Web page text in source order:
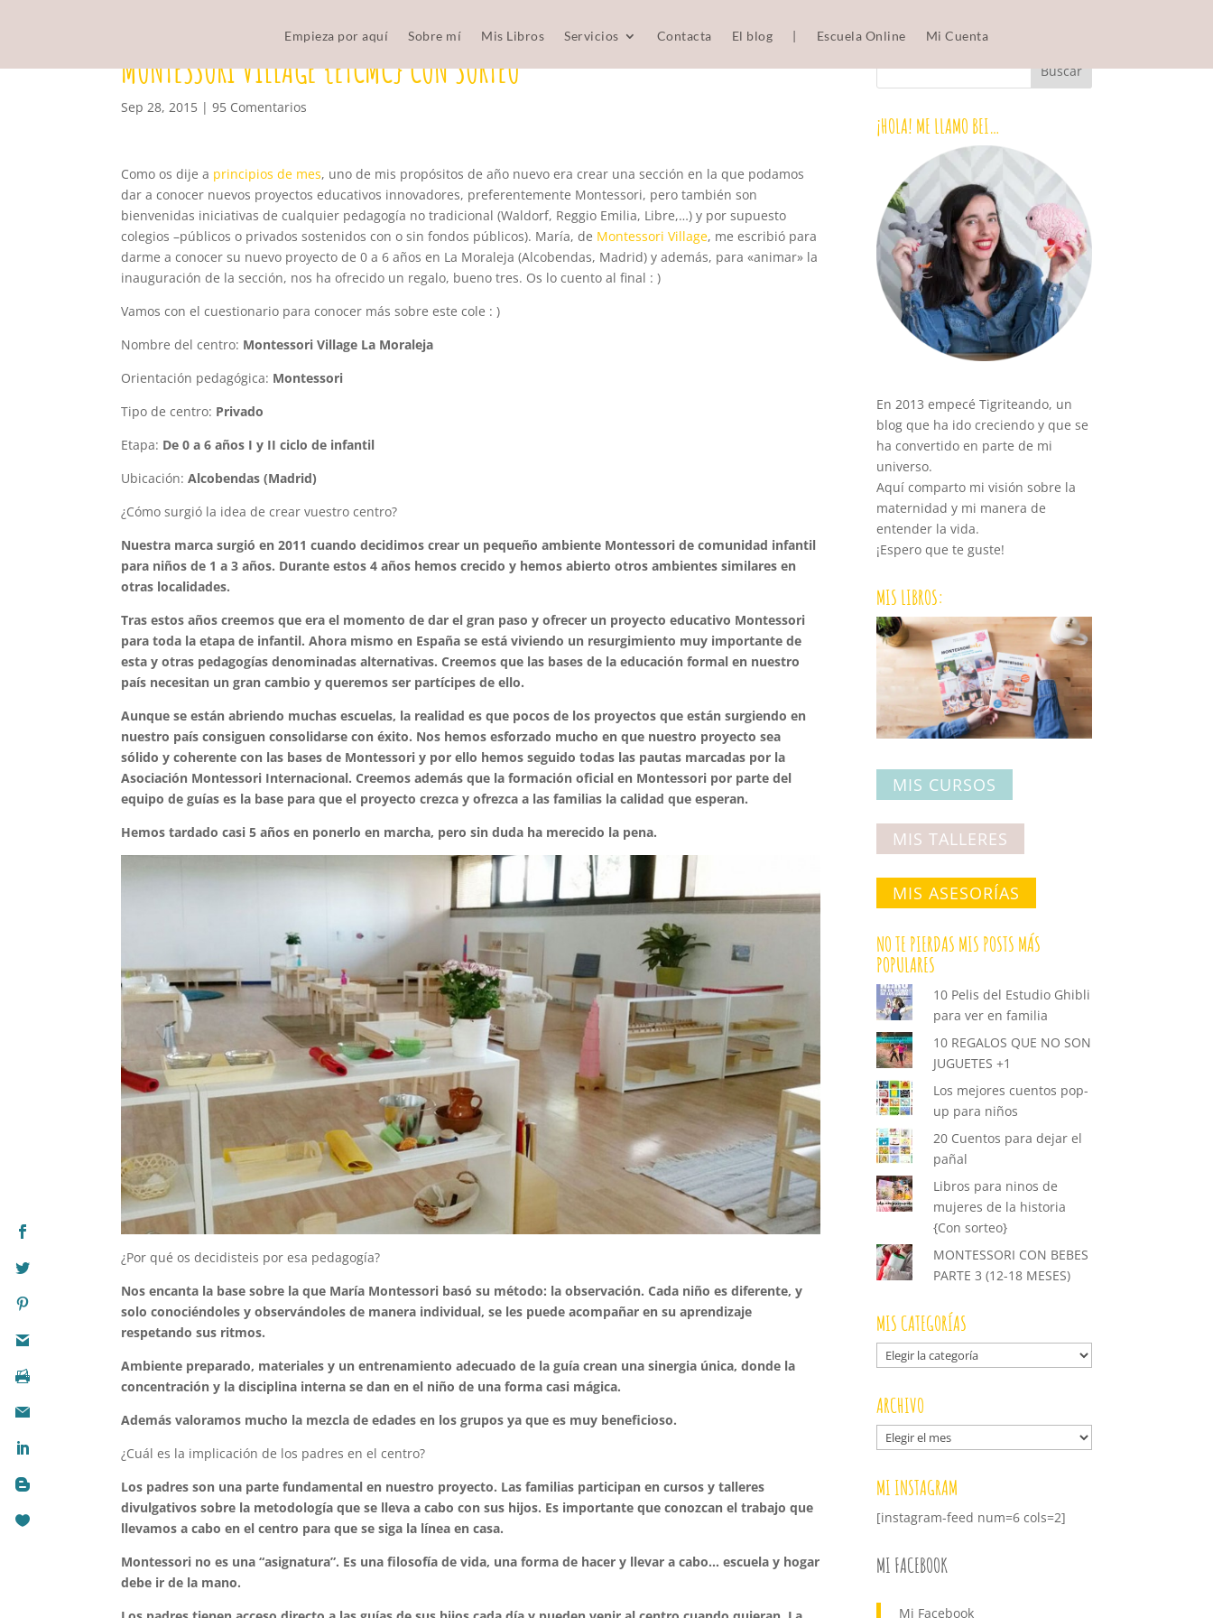
Empieza por aquí Sobre mí Mis Libros Servicios Contacta El blog | Escuela Online Mi Cuenta
MONTESSORI VILLAGE {ETCMC} CON SORTEO
Sep 28, 2015 |95 Comentarios
Como os dije a principios de mes, uno de mis propósitos de año nuevo era crear una sección en la que podamos
dar a conocer nuevos proyectos educativos innovadores, preferentemente Montessori, pero también son
bienvenidas iniciativas de cualquier pedagogía no tradicional (Waldorf, Reggio Emilia, Libre,…) y por supuesto
colegios –públicos o privados sostenidos con o sin fondos públicos). María, de Montessori Village, me escribió para
darme a conocer su nuevo proyecto de 0 a 6 años en La Moraleja (Alcobendas, Madrid) y además, para «animar» la
inauguración de la sección, nos ha ofrecido un regalo, bueno tres. Os lo cuento al final : )
Vamos con el cuestionario para conocer más sobre este cole : )
Nombre del centro: Montessori Village La Moraleja
Orientación pedagógica: Montessori
Tipo de centro: Privado
Etapa: De 0 a 6 años I y II ciclo de infantil
Ubicación:Alcobendas (Madrid)
¿Cómo surgió la idea de crear vuestro centro?
Nuestra marca surgió en 2011 cuando decidimos crear un pequeño ambiente Montessori de comunidad infantil
para niños de 1 a 3 años. Durante estos 4 años hemos crecido y hemos abierto otros ambientes similares en
otras localidades.
Tras estos años creemos que era el momento de dar el gran paso y ofrecer un proyecto educativo Montessori
para toda la etapa de infantil. Ahora mismo en España se está viviendo un resurgimiento muy importante de
esta y otras pedagogías denominadas alternativas. Creemos que las bases de la educación formal en nuestro
país necesitan un gran cambio y queremos ser partícipes de ello.
Aunque se están abriendo muchas escuelas, la realidad es que pocos de los proyectos que están surgiendo en
nuestro país consiguen consolidarse con éxito. Nos hemos esforzado mucho en que nuestro proyecto sea
sólido y coherente con las bases de Montessori y por ello hemos seguido todas las pautas marcadas por la
Asociación Montessori Internacional. Creemos además que la formación oficial en Montessori por parte del
equipo de guías es la base para que el proyecto crezca y ofrezca a las familias la calidad que esperan.
Hemos tardado casi 5 años en ponerlo en marcha, pero sin duda ha merecido la pena.
¿Por qué os decidisteis por esa pedagogía?
Nos encanta la base sobre la que María Montessori basó su método: la observación. Cada niño es diferente, y
solo conociéndoles y observándoles de manera individual, se les puede acompañar en su aprendizaje
respetando sus ritmos.
Ambiente preparado, materiales y un entrenamiento adecuado de la guía crean una sinergia única, donde la
concentración y la disciplina interna se dan en el niño de una forma casi mágica.
Además valoramos mucho la mezcla de edades en los grupos ya que es muy beneficioso.
¿Cuál es la implicación de los padres en el centro?
Los padres son una parte fundamental en nuestro proyecto. Las familias participan en cursos y talleres
divulgativos sobre la metodología que se lleva a cabo con sus hijos. Es importante que conozcan el trabajo que
llevamos a cabo en el centro para que se siga la línea en casa.
Montessori no es una “asignatura”. Es una filosofía de vida, una forma de hacer y llevar a cabo… escuela y hogar
debe ir de la mano.
¡HOLA! ME LLAMO BEI…
En 2013 empecé Tigriteando, un
blog que ha ido creciendo y que se
ha convertido en parte de mi
universo.
Aquí comparto mi visión sobre la
maternidad y mi manera de
entender la vida.
¡Espero que te guste!
MIS LIBROS:
MIS CURSOS
MIS TALLERES
MIS ASESORÍAS
NO TE PIERDAS MIS POSTS MÁS
POPULARES
10 Pelis del Estudio Ghibli
para ver en familia
10 REGALOS QUE NO SON
JUGUETES +1
Los mejores cuentos pop-
up para niños
20 Cuentos para dejar el
pañal
Libros para ninos de
mujeres de la historia
{Con sorteo}
MONTESSORI CON BEBES
PARTE 3 (12-18 MESES)
MIS CATEGORÍAS
Mis
categorías
ARCHIVO
Archivo
MI INSTAGRAM
[instagram-feed num=6 cols=2]
MI FACEBOOK
Mi Facebook